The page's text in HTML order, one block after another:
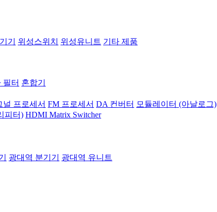
기 위성스위치 위성유니트 기타 제품
필터 혼합기
널 프로세서 FM 프로세서 DA 컨버터 모듈레이터 (아날로그)
피터) HDMI Matrix Switcher
광대역 분기기
광대역 유니트